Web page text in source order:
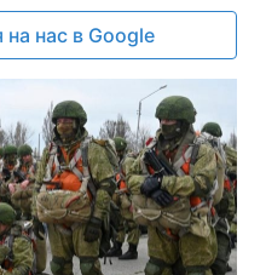
на нас в Google